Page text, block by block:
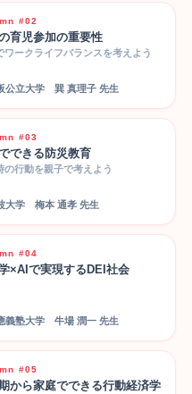
#02
育児参加の重要性
ワークライフバランスを考えよう
公立大学 巽 真理子 先生
#03
できる防災教育
の行動を親子で考えよう
大学 梅本 通孝 先生
#04
×AIで実現するDEI社会
義塾大学 牛場 潤一 先生
#05
から家庭でできる行動経済学